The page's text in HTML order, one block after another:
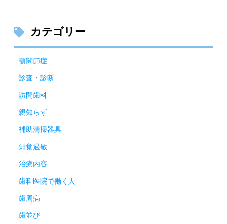
カテゴリー
顎関節症
診査・診断
訪問歯科
親知らず
補助清掃器具
知覚過敏
治療内容
歯科医院で働く人
歯周病
歯並び